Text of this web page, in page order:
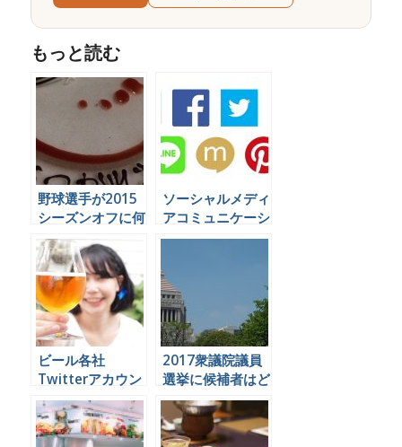
もっと読む
野球選手が2015
シーズンオフに何
をやっているかを
Twitterで見てみ
よう
ソーシャルメディ
アコミュニケーシ
ョンの代行業務を
にほとんど無いら
しい。
ビール各社
Twitterアカウン
ト比較
2017衆議院議員
選挙に候補者はど
うソーシャルメデ
ィアを運用すれば
良いのか